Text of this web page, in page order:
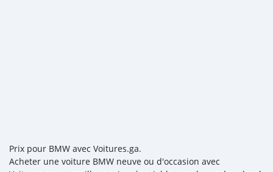
Prix pour BMW avec Voitures.ga.
Acheter une voiture BMW neuve ou d'occasion avec